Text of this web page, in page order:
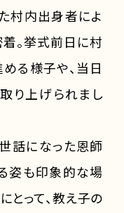
村内出身者によ
着。挙式前日に村
る様子や、当日
り上げられまし
話になった恩師
姿も印象的な場
とって、教え子の